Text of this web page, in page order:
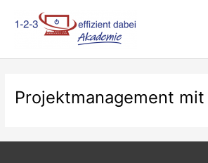
Inhalt
Projektmanagement